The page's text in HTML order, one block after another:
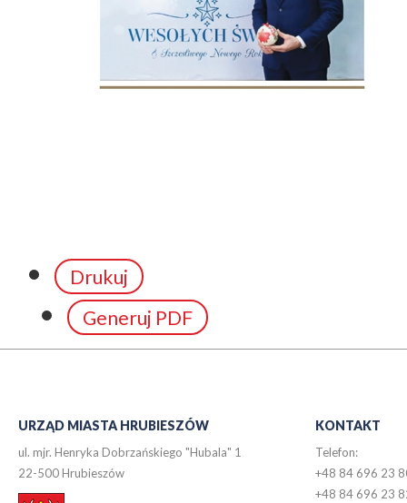
Drukuj
Generuj PDF
URZĄD MIASTA HRUBIESZÓW
ul. mjr. Henryka Dobrzańskiego "Hubala" 1
22-500 Hrubieszów
KONTAKT
Telefon:
+48 84 696 23
+48 84 696 23